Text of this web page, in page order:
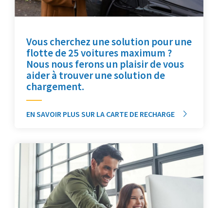
Vous cherchez une solution pour une
flotte de 25 voitures maximum ?
Nous nous ferons un plaisir de vous
aider à trouver une solution de
chargement.
EN SAVOIR PLUS SUR LA CARTE DE RECHARGE